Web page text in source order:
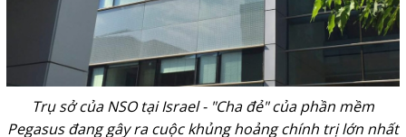
Trụ sở của NSO tại Israel - "Cha đẻ" của phần mềm
Pegasus đang gây ra cuộc khủng hoảng chính trị lớn nhất